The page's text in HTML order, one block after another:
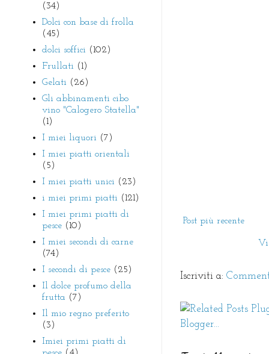
Post più recente
Iscriviti a:
(34)
Dolci con base di frolla
(45)
dolci soffici (102)
Frullati (1)
Gelati (26)
Gli abbinamenti cibo
vino "Calogero Statella"
(1)
I miei liquori (7)
I miei piatti orientali
(5)
I miei piatti unici (23)
i miei primi piatti (121)
I miei primi piatti di
pesce (10)
I miei secondi di carne
(74)
I secondi di pesce (25)
Il dolce profumo della
frutta (7)
Il mio regno preferito
(3)
Imiei primi piatti di